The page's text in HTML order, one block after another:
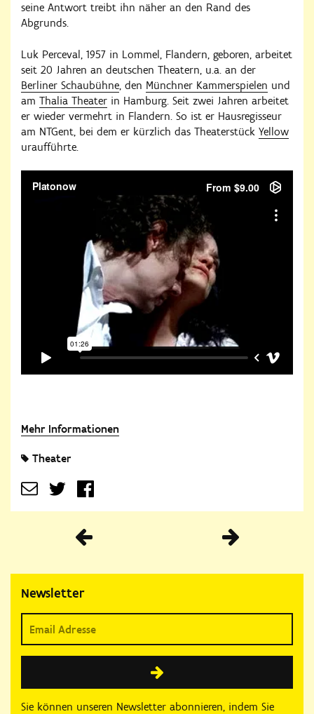
seine Antwort treibt ihn näher an den Rand des
Abgrunds.
Luk Perceval, 1957 in Lommel, Flandern, geboren, arbeitet
seit 20 Jahren an deutschen Theatern, u.a. an der
Berliner Schaubühne , den Münchner Kammerspielen und
am Thalia Theater in Hamburg. Seit zwei Jahren arbeitet
er wieder vermehrt in Flandern. So ist er Hausregisseur
am NTGent, bei dem er kürzlich das Theaterstück Yellow
uraufführte.
Mehr Informationen
Theater
Vorherige
Newsletter
Sie können unseren Newsletter abonnieren, indem Sie